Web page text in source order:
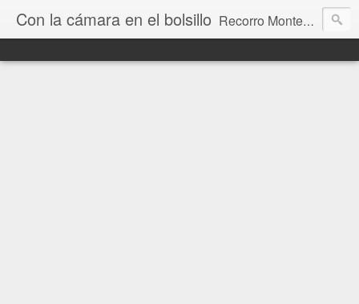
Con la cámara en el bolsillo Recorro Montevideo y el mundo. Fotos e historias de aquí y allá.